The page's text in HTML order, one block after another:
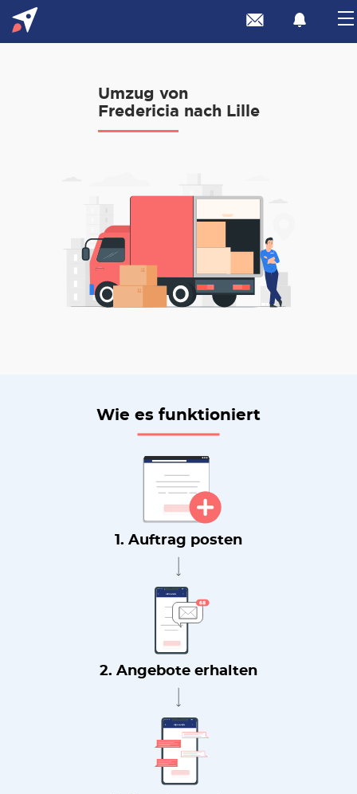
Umzug von
Fredericia nach Lille
Wie es funktioniert
1. Auftrag posten
2. Angebote erhalten